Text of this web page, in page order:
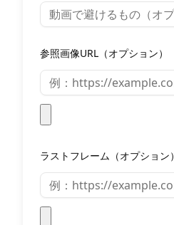
参照画像URL（オプション）
ラストフレーム（オプション）